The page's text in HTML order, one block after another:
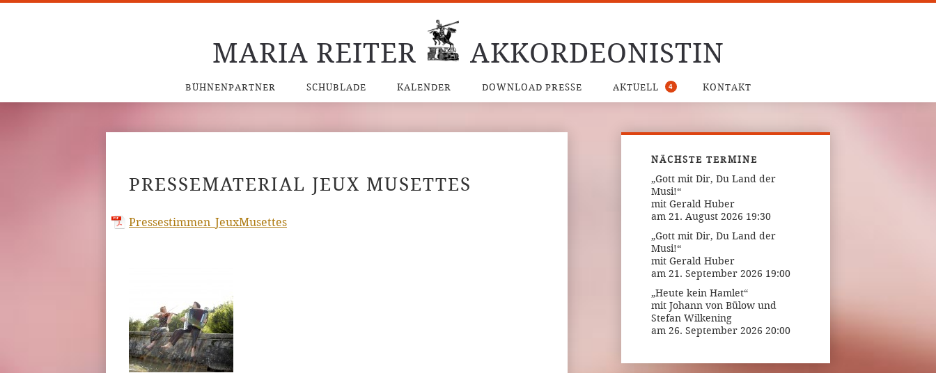
MARIA REITER AKKORDEONISTIN
BÜHNENPARTNER SCHUBLADE KALENDER DOWNLOAD PRESSE AKTUELL 4 KONTAKT
PRESSEMATERIAL JEUX MUSETTES
Pressestimmen_JeuxMusettes
NÄCHSTE TERMINE
„Gott mit Dir, Du Land der
Musi!“
mit Gerald Huber
am 21. August 2026 19:30
„Gott mit Dir, Du Land der
Musi!“
mit Gerald Huber
am 21. September 2026 19:00
„Heute kein Hamlet“
mit Johann von Bülow und
Stefan Wilkening
am 26. September 2026 20:00